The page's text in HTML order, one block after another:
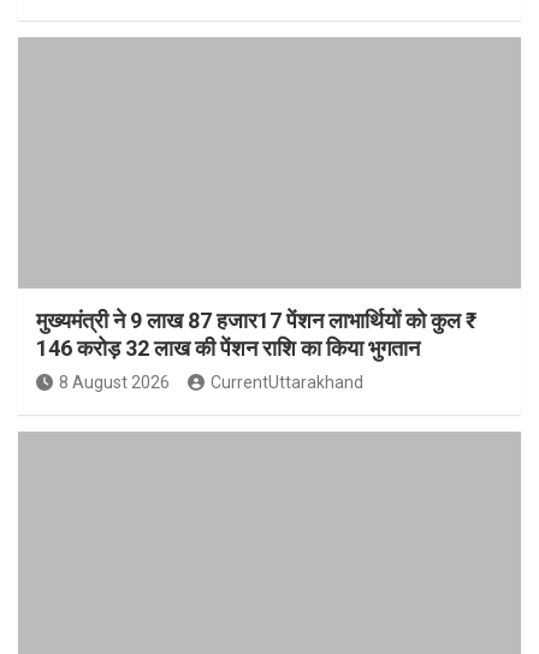
मुख्यमंत्री ने 9 लाख 87 हजार17 पेंशन लाभार्थियों को कुल ₹
146 करोड़ 32 लाख की पेंशन राशि का किया भुगतान
8 August 2026 CurrentUttarakhand